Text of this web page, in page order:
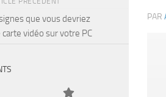
PAR
que vous devriez
vidéo sur votre PC